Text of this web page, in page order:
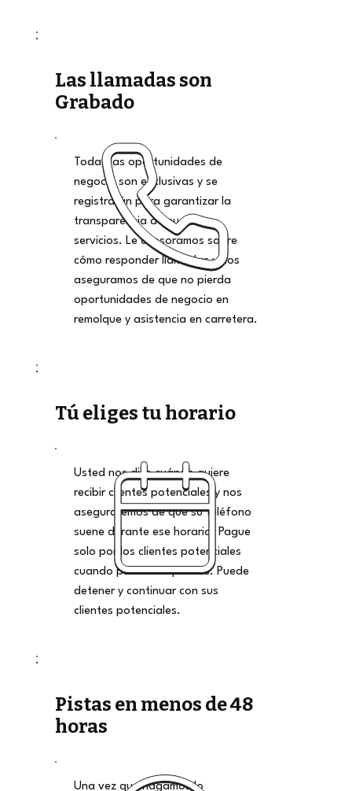
Las llamadas son
Grabado
Todas las oportunidades de
negocio son exclusivas y se
registrarán para garantizar la
transparencia de nuestros
servicios. Le asesoramos sobre
cómo responder llamadas y nos
aseguramos de que no pierda
oportunidades de negocio en
remolque y asistencia en carretera.
Tú eliges tu horario
Usted nos dice cuándo quiere
recibir clientes potenciales y nos
aseguraremos de que su teléfono
suene durante ese horario. Pague
solo por los clientes potenciales
cuando pueda aceptarlos. Puede
detener y continuar con sus
clientes potenciales.
Pistas en menos de 48
horas
Una vez que hagamos lo